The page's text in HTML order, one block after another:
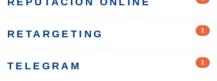
RETARGETING 1
TELEGRAM 1